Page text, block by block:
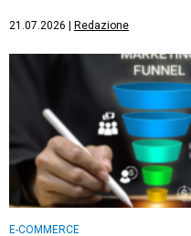
21.07.2026 Redazione
E-COMMERCE